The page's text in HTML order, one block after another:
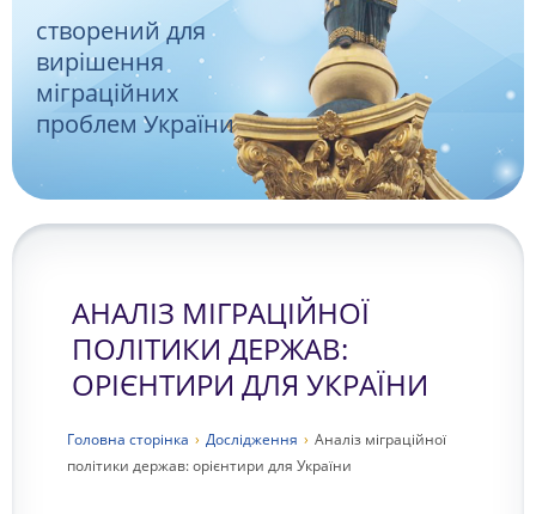
створений для
вирішення
міграційних
проблем України
АНАЛІЗ МІГРАЦІЙНОЇ
ПОЛІТИКИ ДЕРЖАВ:
ОРІЄНТИРИ ДЛЯ УКРАЇНИ
Головна сторiнка › Дослідження › Аналіз міграційної
політики держав: орієнтири для України